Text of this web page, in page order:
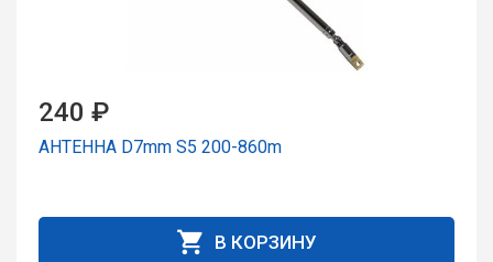
240 ₽
АНТЕННА D7mm S5 200-860m
В КОРЗИНУ